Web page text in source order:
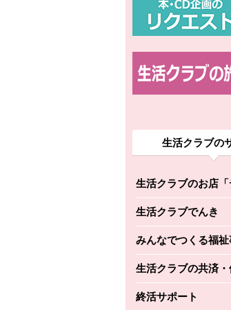
生活クラブの
生活クラブのお店「
別のウィンドウで開
生活クラブでんき
別のウィンドウで開
みんなでつくる福
別のウィンドウで開
生活クラブの共済
別のウィンドウで開
終活サポート
別のウィンドウで開